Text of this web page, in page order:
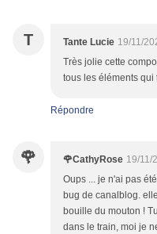
T Tante Lucie 19/11/
Très jolie cette
tous les éléments
Répondre
🌹 🌹CathyRose 19/11/
Oups ... je n'ai pas
bug de canalblog.
bouille du mouton !
dans le train, moi je